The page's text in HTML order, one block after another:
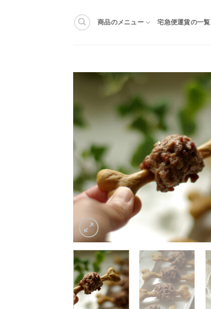
商品のメニュー 宅急便運賃の一覧